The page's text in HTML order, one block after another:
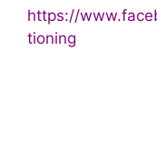
https://
tioning